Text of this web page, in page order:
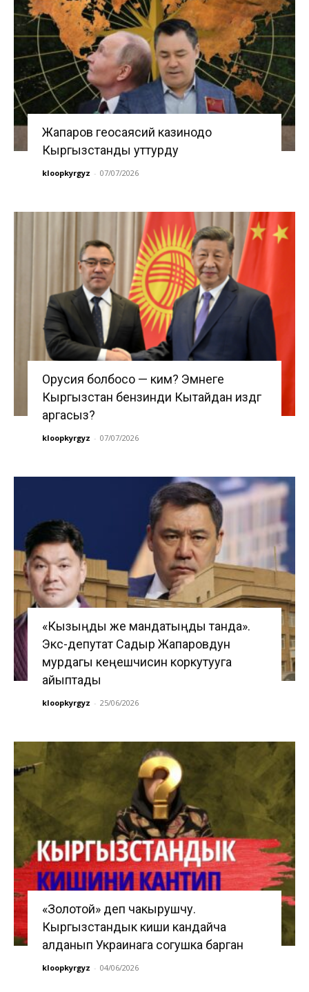
Жапаров геосаясий казинодо
Кыргызстанды уттурду
kloopkyrgyz - 07/07/2026
Орусия болбосо — ким? Эмнеге
Кыргызстан бензинди Кытайдан издөөгө
аргасыз?
kloopkyrgyz - 07/07/2026
«Кызыңды же мандатыңды танда».
Экс-депутат Садыр Жапаровдун
мурдагы кеңешчисин коркутууга
айыптады
kloopkyrgyz - 25/06/2026
«Золотой» деп чакырушчу.
Кыргызстандык киши кандайча
алданып Украинага согушка барган
kloopkyrgyz - 04/06/2026